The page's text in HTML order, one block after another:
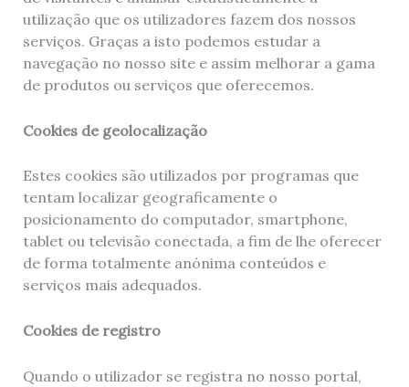
utilização que os utilizadores fazem dos nossos
serviços. Graças a isto podemos estudar a
navegação no nosso site e assim melhorar a gama
de produtos ou serviços que oferecemos.
Cookies de geolocalização
Estes cookies são utilizados por programas que
tentam localizar geograficamente o
posicionamento do computador, smartphone,
tablet ou televisão conectada, a fim de lhe oferecer
de forma totalmente anónima conteúdos e
serviços mais adequados.
Cookies de registro
Quando o utilizador se registra no nosso portal,